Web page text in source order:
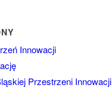
Innowacji
Przestrzeni Innowacji